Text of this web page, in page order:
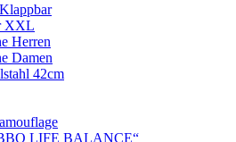
XXL
Herren
Damen
42cm
LIFE BALANCE“